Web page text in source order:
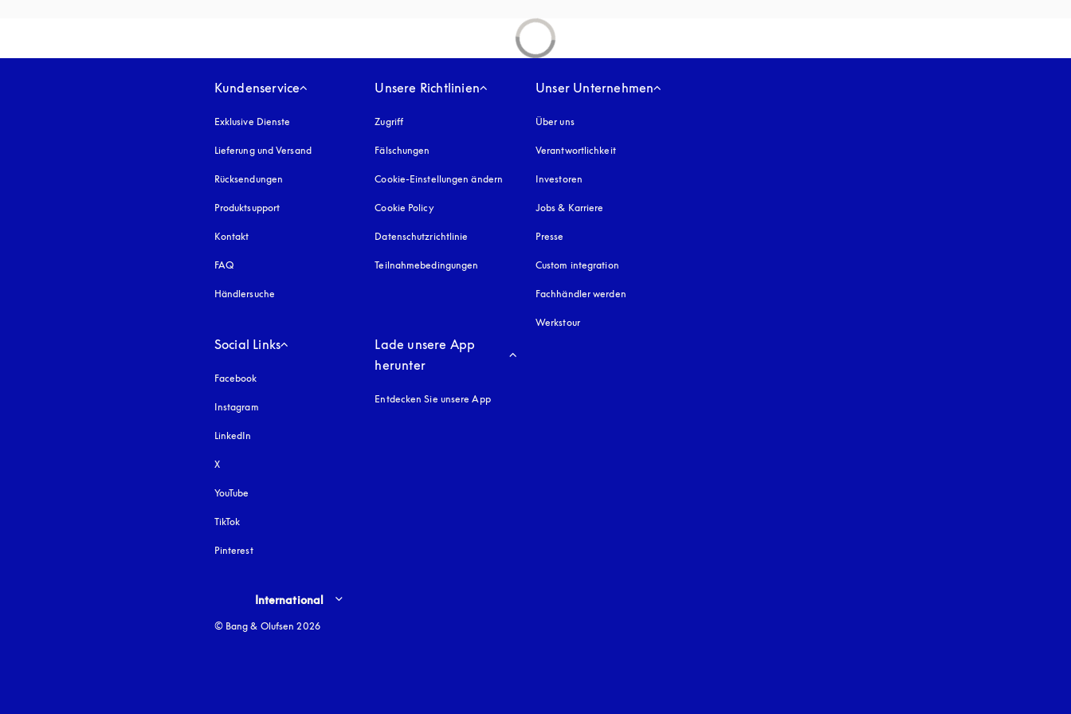
Kundenservice
Exklusive Dienste
Lieferung und Versand
Rücksendungen
Produktsupport
Kontakt
FAQ
Händlersuche
Unsere Richtlinien
Zugriff öffnet sich in einem neuen Tab
Fälschungen öffnet sich in einem neuen Tab
Cookie-Einstellungen ändern
Cookie Policyöffnet sich in einem neuen Tab
Datenschutzrichtlinie öffnet sich in einem neuen Tab
Teilnahmebedingungen
Unser Unternehmen
Über uns
Verantwortlichkeit
Investoren
Jobs & Karriere
Presse
Custom integration
Fachhändler werden
Werkstour
Social Links
Facebook
Instagram
LinkedIn
X
YouTube
TikTok
Pinterest
Lade unsere App
herunter
Entdecken Sie unsere App
Select country and language
International
© Bang & Olufsen 2026